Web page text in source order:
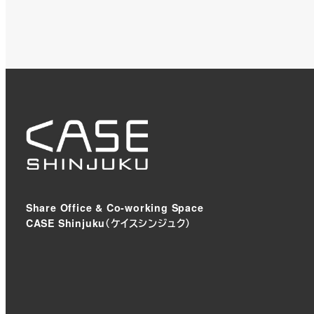
Share Office & Co-working Space
CASE Shinjuku（ケイスシンジュク）